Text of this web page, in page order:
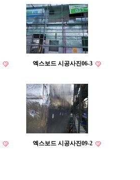
엑스보드 시공사진06-3
엑스보드 시공사진09-2